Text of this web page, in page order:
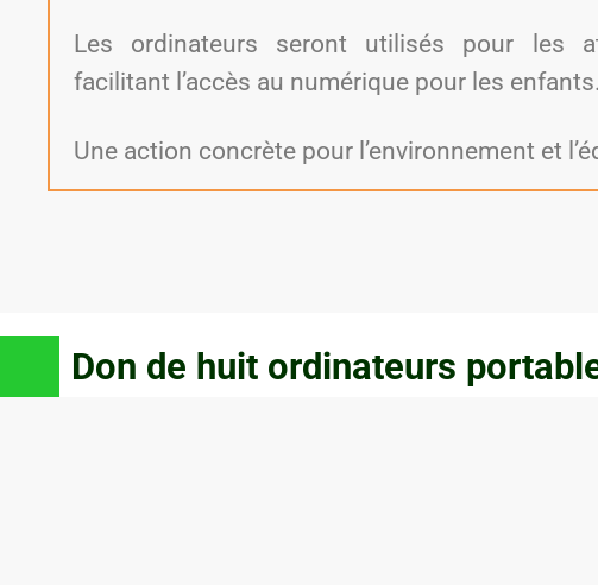
Les ordinateurs seront utilisés pour les
facilitant l’accès au numérique pour les enfants.
Une action concrète pour l’environnement et
Don de huit ordinateurs